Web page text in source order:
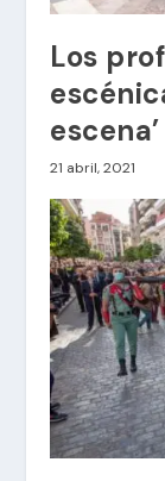
Los
escena’
21 abril, 2021